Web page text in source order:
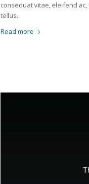
consequat vitae, eleifend
tellus.
Read more